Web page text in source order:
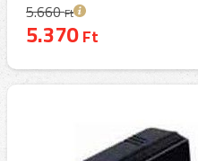
5.660Ft
5.370Ft